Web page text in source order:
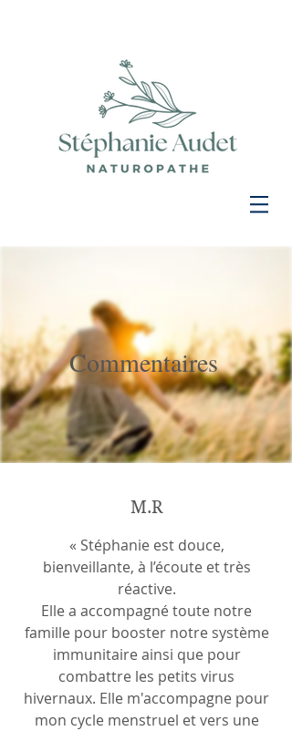
Commentaires
M.R
« Stéphanie est douce,
bienveillante, à l’écoute et très
réactive.
Elle a accompagné toute notre
famille pour booster notre système
immunitaire ainsi que pour
combattre les petits virus
hivernaux. Elle m'accompagne pour
mon cycle menstruel et vers une